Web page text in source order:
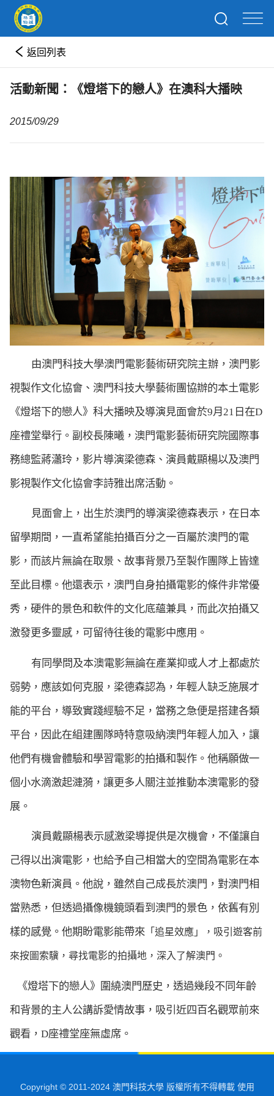
返回列表
活動新聞：《燈塔下的戀人》在澳科大播映
2015/09/29
由澳門科技大學澳門電影藝術研究院主辦，澳門影
視製作文化協會、澳門科技大學藝術團協辦的本土電影
《燈塔下的戀人》科大播映及導演見面會於9月 21 日在D
座禮堂舉行。副校長陳曦，澳門電影藝術研究院國際事
務總監蔣瀟玲，影片導演梁德森、演員戴顯楊以及澳門
影視製作文化協會李詩雅出席活動。
見面會上，出生於澳門的導演梁德森表示，在日本
留學期間，一直希望能拍攝百分之一百屬於澳門的電
影，而該片無論在取景、故事背景乃至製作團隊上皆達
至此目標。他還表示，澳門自身拍攝電影的條件非常優
秀，硬件的景色和軟件的文化底蘊兼具，而此次拍攝又
激發更多靈感，可留待往後的電影中應用。
有同學問及本澳電影無論在產業抑或人才上都處於
弱勢，應該如何克服，梁德森認為，年輕人缺乏施展才
能的平台，導致實踐經驗不足，當務之急便是搭建各類
平台，因此在組建團隊時特意吸納澳門年輕人加入，讓
他們有機會體驗和學習電影的拍攝和製作。他稱願做一
個小水滴激起漣漪，讓更多人關注並推動本澳電影的發
展。
演員戴顯楊表示感激梁導提供是次機會，不僅讓自
己得以出演電影，也給予自己相當大的空間為電影在本
澳物色新演員。他說，雖然自己成長於澳門，對澳門相
當熟悉，但透過攝像機鏡頭看到澳門的景色，依舊有別
樣的感覺。他期盼電影能帶來 「追星效應」，吸引遊客前
來按圖索驥，尋找電影的拍攝地，深入了解澳門。
《燈塔下的戀人》 圍繞澳門歷史，透過幾段不同年齡
和背景的主人公講訴愛情故事，吸引近四百名觀眾前來
觀看， D座禮堂座無虛席。
Copyright © 2011-2024 澳門科技大學 版權所有不得轉載 使用